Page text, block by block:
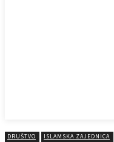
DRUŠTVO ISLAMSKA ZAJEDNICA